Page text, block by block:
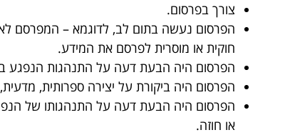
צורך בפרסום.
הפרסום נעשה בתום לב, לדוגמא – המפרסם
חוקית או מוסרית לפרסם את המידע.
הפרסום היה הבעת דעה על התנהגות הנפגע
הפרסום היה ביקורת על יצירה ספרותית,
הפרסום היה הבעת דעה על התנהגותו של
או חוזה.